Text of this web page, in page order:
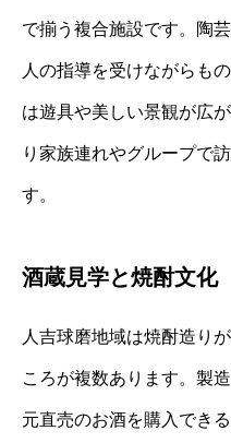
で揃う複合施設です。陶
人の指導を受けながらも
は遊具や美しい景観が広
り家族連れやグループで
す。
酒蔵見学と焼酎文化
人吉球磨地域は焼酎造り
ころが複数あります。製
元直売のお酒を購入でき